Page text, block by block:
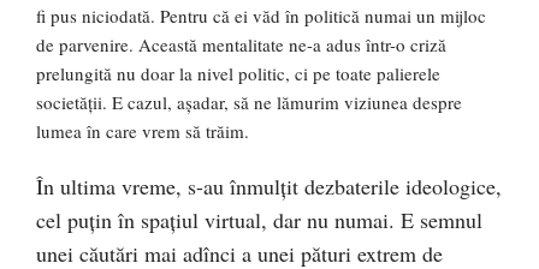
fi pus niciodată. Pentru că ei văd în politică numai un mijloc
de parvenire. Această mentalitate ne-a adus într-o criză
prelungită nu doar la nivel politic, ci pe toate palierele
societății. E cazul, așadar, să ne lămurim viziunea despre
lumea în care vrem să trăim.
În ultima vreme, s-au înmulțit dezbaterile ideologice,
cel puțin în spațiul virtual, dar nu numai. E semnul
unei căutări mai adînci a unei pături extrem de